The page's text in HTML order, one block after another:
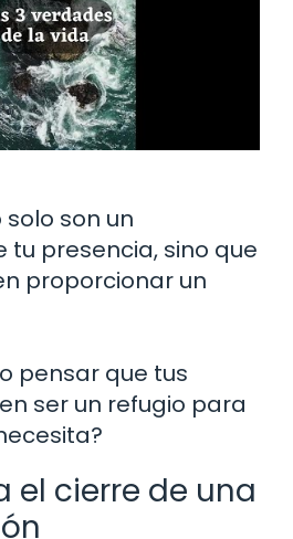
son un
tu presencia, sino que
proporcionar un
pensar que tus
ser un refugio para
el cierre de una